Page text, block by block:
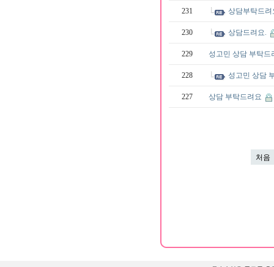
231 상담부탁드
230 상담드려요.
229 성고민 상담 부탁
228 성고민 상담
227 상담 부탁드려요
처음